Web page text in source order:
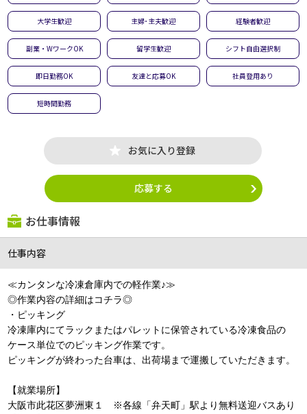
大学生歓迎 主婦･主夫歓迎 経験者歓迎
副業・WワークOK 留学生歓迎 シフト自由選択制
即日勤務OK 友達と応募OK 社員登用あり
短時間勤務
お気に入り登録
応募する
お仕事情報
仕事内容
≪カンタンな冷凍倉庫内での軽作業♪≫
◎作業内容の詳細はコチラ◎
・ピッキング
冷凍庫内にてラックまたはパレットに保管されている冷凍食品の
ケース単位でのピッキング作業です。
ピッキングが終わった台車は、出荷場まで運搬していただきます。
【就業場所】
大阪市此花区夢洲東１ ※各線「弁天町」駅より無料送迎バスあり